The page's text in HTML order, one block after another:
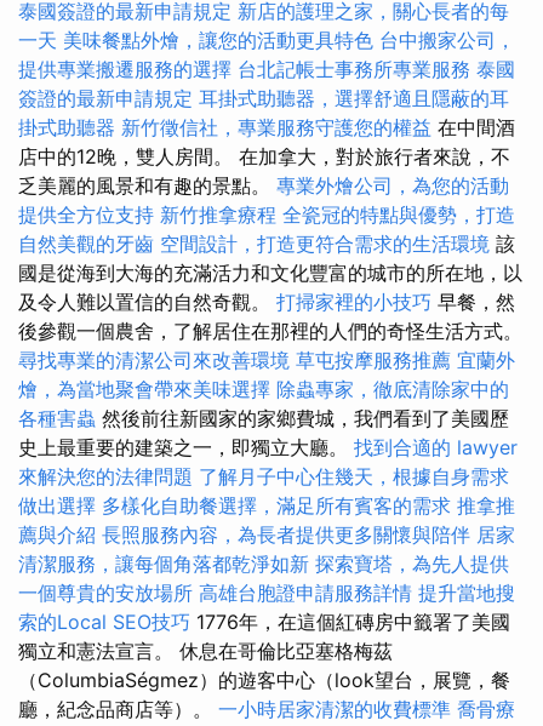
泰國簽證的最新申請規定 新店的護理之家，關心長者的每
一天 美味餐點外燴，讓您的活動更具特色 台中搬家公司，
提供專業搬遷服務的選擇 台北記帳士事務所專業服務 泰國
簽證的最新申請規定 耳掛式助聽器，選擇舒適且隱蔽的耳
掛式助聽器 新竹徵信社，專業服務守護您的權益 在中間酒
店中的12晚，雙人房間。 在加拿大，對於旅行者來說，不
乏美麗的風景和有趣的景點。 專業外燴公司，為您的活動
提供全方位支持 新竹推拿療程 全瓷冠的特點與優勢，打造
自然美觀的牙齒 空間設計，打造更符合需求的生活環境 該
國是從海到大海的充滿活力和文化豐富的城市的所在地，以
及令人難以置信的自然奇觀。 打掃家裡的小技巧 早餐，然
後參觀一個農舍，了解居住在那裡的人們的奇怪生活方式。
尋找專業的清潔公司來改善環境 草屯按摩服務推薦 宜蘭外
燴，為當地聚會帶來美味選擇 除蟲專家，徹底清除家中的
各種害蟲 然後前往新國家的家鄉費城，我們看到了美國歷
史上最重要的建築之一，即獨立大廳。 找到合適的 lawyer
來解決您的法律問題 了解月子中心住幾天，根據自身需求
做出選擇 多樣化自助餐選擇，滿足所有賓客的需求 推拿推
薦與介紹 長照服務內容，為長者提供更多關懷與陪伴 居家
清潔服務，讓每個角落都乾淨如新 探索寶塔，為先人提供
一個尊貴的安放場所 高雄台胞證申請服務詳情 提升當地搜
索的Local SEO技巧 1776年，在這個紅磚房中籤署了美國
獨立和憲法宣言。 休息在哥倫比亞塞格梅茲
（ColumbiaSégmez）的遊客中心（look望台，展覽，餐
廳，紀念品商店等）。 一小時居家清潔的收費標準 喬骨療